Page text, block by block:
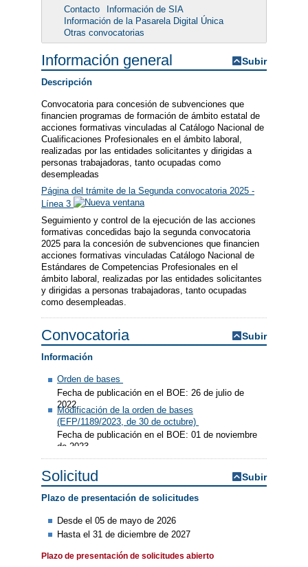
Contacto
Información de SIA
Información de la Pasarela Digital Única
Otras convocatorias
Información general Subir
Descripción
Convocatoria para concesión de subvenciones que
financien programas de formación de ámbito estatal de
acciones formativas vinculadas al Catálogo Nacional de
Cualificaciones Profesionales en el ámbito laboral,
realizadas por las entidades solicitantes y dirigidas a
personas trabajadoras, tanto ocupadas como
desempleadas
Página del trámite de la Segunda convocatoria 2025 -
Línea 3
Seguimiento y control de la ejecución de las acciones
formativas concedidas bajo la segunda convocatoria
2025 para la concesión de subvenciones que financien
acciones formativas vinculadas Catálogo Nacional de
Estándares de Competencias Profesionales en el
ámbito laboral, realizadas por las entidades solicitantes
y dirigidas a personas trabajadoras, tanto ocupadas
como desempleadas.
Convocatoria Subir
Información
Orden de bases
Fecha de publicación en el BOE: 26 de julio de
2022
Modificación de la orden de bases
(EFP/1189/2023, de 30 de octubre)
Fecha de publicación en el BOE: 01 de noviembre
de 2023
Solicitud Subir
Plazo de presentación de solicitudes
Desde el 05 de mayo de 2026
Hasta el 31 de diciembre de 2027
Plazo de presentación de solicitudes abierto